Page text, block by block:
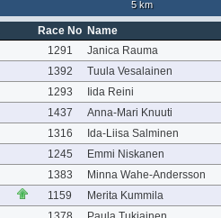
5 km
Race No Name
1291
Janica Rauma
1392
Tuula Vesalainen
1293
Iida Reini
1437
Anna-Mari Knuuti
1316
Ida-Liisa Salminen
1245
Emmi Niskanen
1383
Minna Wahe-Andersson
1159
Merita Kummila